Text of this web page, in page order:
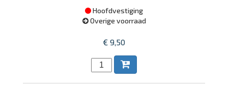
Hoofdvestiging
Overige voorraad
€ 9,50